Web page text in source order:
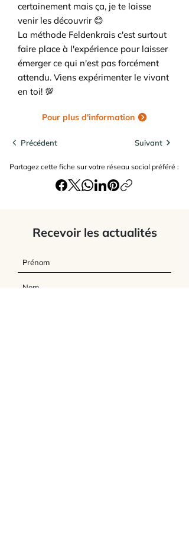
certainement mais ça, je te laisse
venir les découvrir 😊
La méthode Feldenkrais c'est surtout
faire place à l'expérience pour laisser
émerger ce qui n'est pas forcément
attendu. Viens expérimenter le vivant
en toi! 💯
Pour plus d'information
Précédent Suivant
Partagez cette fiche sur votre réseau social préféré :
Recevoir les actualités